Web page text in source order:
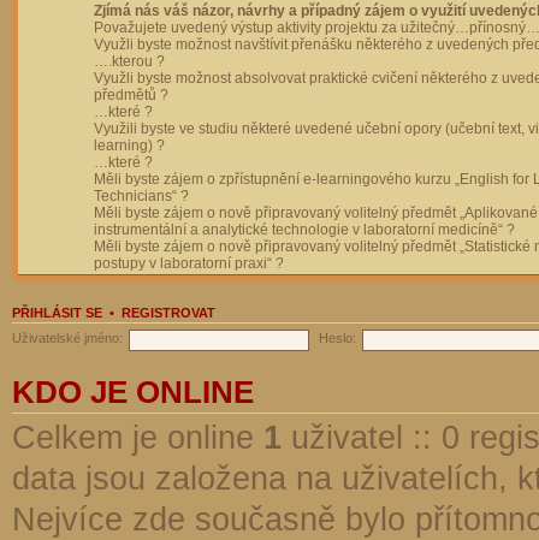
Zjímá nás váš názor, návrhy a případný zájem o využití
Považujete uvedený výstup aktivity projektu za
Využli byste možnost navštívit přenášku některého z uvedených
….kterou ?
Využli byste možnost absolvovat praktické cvičení některého z
předmětů ?
…které ?
Využili byste ve studiu některé uvedené učební opory (učební text,
learning) ?
…které ?
Měli byste zájem o zpřístupnění e-learningového kurzu „English for
Technicians“ ?
Měli byste zájem o nově připravovaný volitelný předmět „Aplikované
instrumentální a analytické technologie v laboratorní medicíně“ ?
Měli byste zájem o nově připravovaný volitelný předmět „Statistické
postupy v laboratorní praxi“ ?
PŘIHLÁSIT SE • REGISTROVAT
Uživatelské jméno:
Heslo:
KDO JE ONLINE
Celkem je online 1 uživatel :: 0
data jsou založena na uživatelích,
Nejvíce zde současně bylo